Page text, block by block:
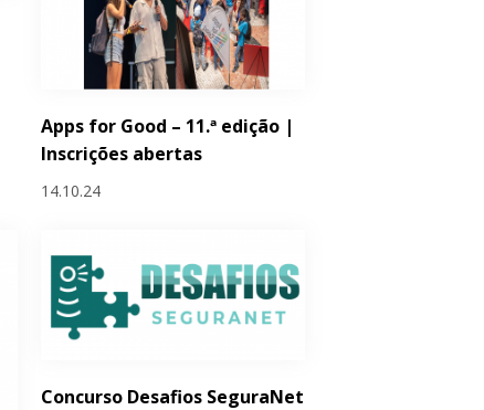
Apps for Good – 11.ª edição |
Inscrições abertas
14.10.24
Concurso Desafios SeguraNet